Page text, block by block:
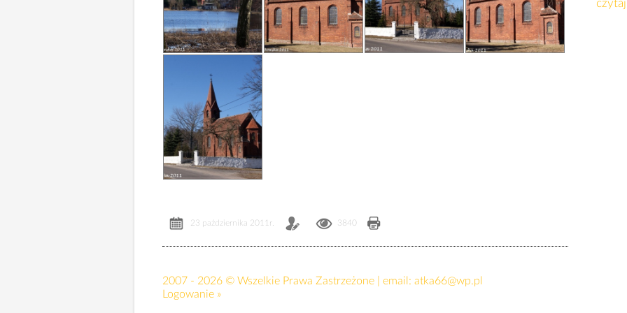
23 października 2011r. 3840
2007 - 2026 © Wszelkie Prawa Zastrzeżone | email: atka66@wp.pl
Logowanie »